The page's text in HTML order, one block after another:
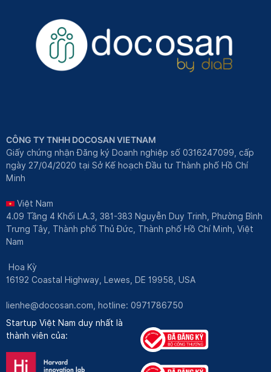
CÔNG TY TNHH DOCOSAN VIETNAM
Giấy chứng nhận Đăng ký Doanh nghiệp số 0316247099, cấp
ngày 27/04/2020 tại Sở Kế hoạch Đầu tư Thành phố Hồ Chí
Minh
Việt Nam
4.09 Tầng 4 Khối LA.3, 381-383 Nguyễn Duy Trinh, Phường Bình
Trưng Tây, Thành phố Thủ Đức, Thành phố Hồ Chí Minh, Việt
Nam
Hoa Kỳ
16192 Coastal Highway, Lewes, DE 19958, USA
lienhe@docosan.com , hotline: 0971786750
Startup Việt Nam duy nhất là
thành viên của: